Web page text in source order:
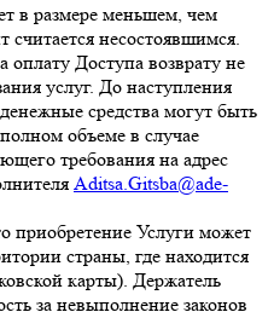
в размере меньшем, чем
считается несостоявшимся.
оплату Доступа возврату не
услуг. До наступления
средства могут быть
объеме в случае
требования на адрес
Aditsa.Gitsba@ade-
приобретение Услуги может
страны, где находится
карты). Держатель
за невыполнение законов